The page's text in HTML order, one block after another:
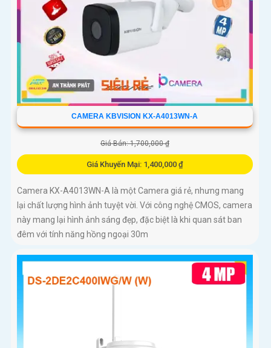
CAMERA KBVISION KX-A4013WN-A
Giá Bán: 1,700,000 ₫
Giá Khuyến Mại: 1,400,000 ₫
Camera KX-A4013WN-A là một Camera giá rẻ, nhưng mang
lại chất lượng hình ảnh tuyệt vời. Với công nghệ CMOS, camera
này mang lại hình ảnh sáng đẹp, đặc biệt là khi quan sát ban
đêm với tính năng hồng ngoại 30m